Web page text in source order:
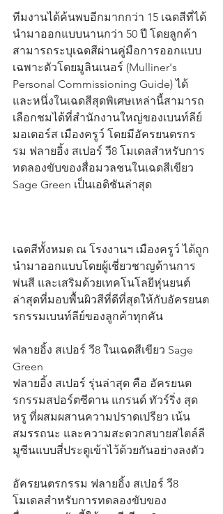
ทีมงานได้ค้นพบอีกมากกว่า 15 เฉดสีที่ได้
นำมาออกแบบนานกว่า 50 ปี โดยลูกค้า
สามารถระบุเฉดสีผ่านคู่มือการออกแบบ
เฉพาะตัวโดยมูลินเนอร์ (Mulliner's
Personal Commissioning Guide) ได้
และหนึ่งในเฉดสีสุดพิเศษเหล่านี้สามารถ
เลือกชมได้ที่สำนักงานใหญ่ของเบนท์ลีย์
มอเตอร์ส เมืองครูว์ โดยมีอัครยนตรกร
รม ฟลายอิ้ง สเปอร์ วี8 โมเดลสำหรับการ
ทดลองขับของสื่อมวลชนในเฉดสีเขียว
Sage Green เป็นเอดิชันล่าสุด
เฉดสีทั้งหมด ณ โรงงานฯ เมืองครูว์ ได้ถูก
นำมาออกแบบโดยผู้เชี่ยวชาญด้านการ
พ่นสี และเสริมด้วยเทคโนโลยีหุ่นยนต์
ล่าสุดที่มอบพื้นผิวสีที่ดีที่สุดให้กับอัครยนต
รกรรมเบนท์ลีย์ของลูกค้าทุกคัน
ฟลายอิ้ง สเปอร์ วี8 ในเฉดสีเขียว Sage
Green
ฟลายอิ้ง สเปอร์ รุ่นล่าสุด คือ อัครยนต
รกรรมสปอร์ตซีดาน แกรนด์ ทัวร์ริ่ง สุด
หรู ที่ผสมผสานความปราดเปรียว เน้น
สมรรถนะ และความสะดวกสบายสไตล์ลี
มูซีนแบบสี่ประตูเข้าไว้ด้วยกันอย่างลงตัว
อัครยนตรกรรม ฟลายอิ้ง สเปอร์ วี8
โมเดลสำหรับการทดลองขับของ